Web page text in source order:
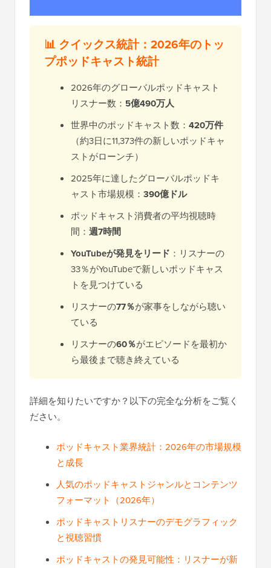
📊 クイックス統計：2026年のトッ
プポッドキャスト統計
2026年のグローバルポッドキャスト
リスナー数： 5億490万人
世界中のポッドキャスト数： 420万件
（約3日に11,373件の新しいポッドキャ
ストがローンチ）
2025年に達したグローバルポッドキ
ャスト市場規模： 390億ドル
ポッドキャスト消費者の平均視聴時
間： 週7時間
YouTubeが発見をリード ：リスナーの
33％がYouTubeで新しいポッドキャス
トを見つけている
リスナーの77％が家事をしながら聴い
ている
リスナーの60％がエピソードを最初か
ら最後まで聴き終えている
詳細を知りたいですか？以下の完全な分析をご覧く
ださい。
ポッドキャスト業界統計：2026年の市場規模
と成長
人気のポッドキャストジャンルとコンテンツ
フォーマット（2026年）
ポッドキャストリスナーのデモグラフィック
と視聴習慣
ポッドキャストの発見可能性：リスナーが新